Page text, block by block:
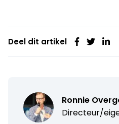
Deel dit artikel
Ronnie
Directeur/